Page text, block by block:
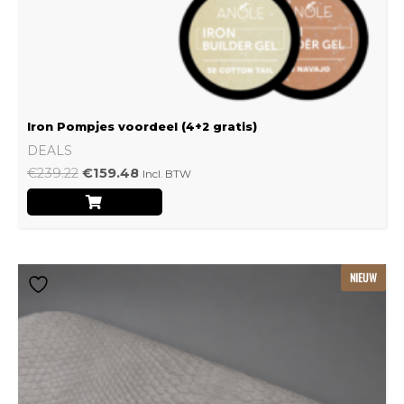
Iron Pompjes voordeel (4+2 gratis)
DEALS
€239.22 €159.48 Incl. BTW
NIEUW
meerdere